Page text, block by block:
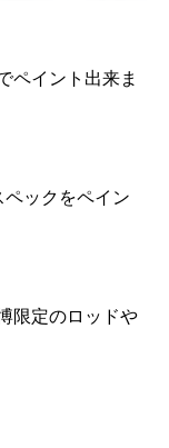
ペイント出来ま
ックをペイン
限定のロッドや